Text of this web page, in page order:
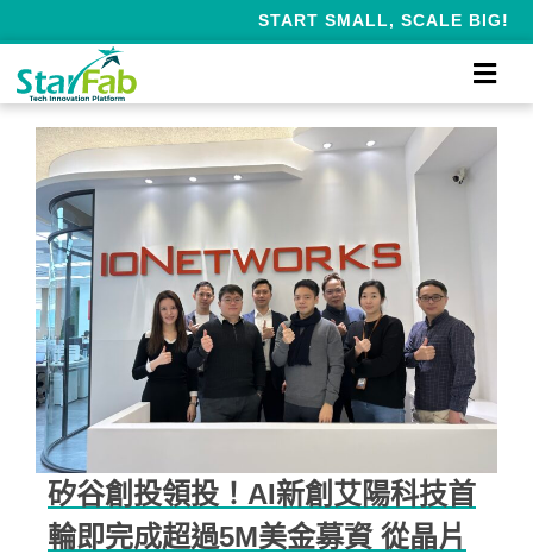
START SMALL, SCALE BIG!
矽谷創投領投！AI新創艾陽科技首
輪即完成超過5M美金募資 從晶片